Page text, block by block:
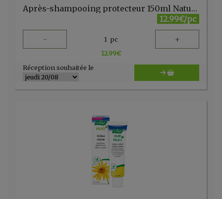
Après-shampooing protecteur 150ml Naturtint
12.99€/pc
- 1 pc +
12.99€
Réception souhaitée le